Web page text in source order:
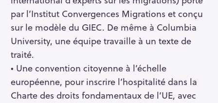
par l’Institut Convergences Migrations et conçu
sur le modèle du GIEC. De même à Columbia
University, une équipe travaille à un texte de
traité.
• Une convention citoyenne à l’échelle
européenne, pour inscrire l’hospitalité dans la
Charte des droits fondamentaux de l’UE, avec